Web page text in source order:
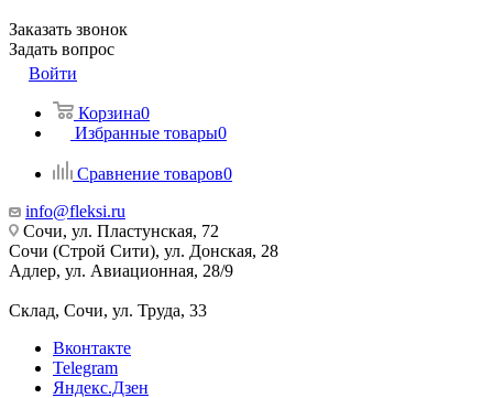
Заказать звонок
Задать вопрос
Войти
Корзина0
Избранные товары0
Сравнение товаров0
info@fleksi.ru
Сочи, ул. Пластунская, 72
Сочи (Строй Сити), ул. Донская, 28
Адлер, ул. Авиационная, 28/9
Склад, Сочи, ул. Труда, 33
Вконтакте
Telegram
Яндекс.Дзен